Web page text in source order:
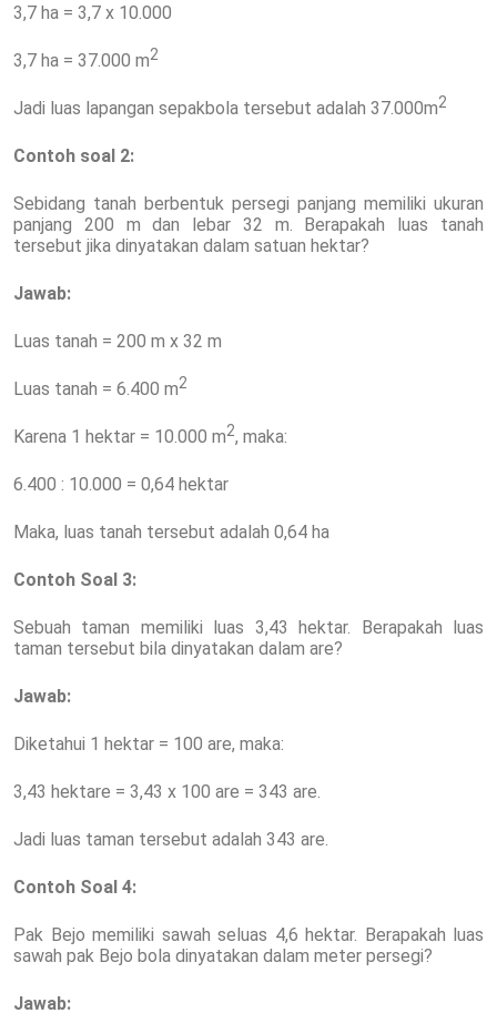
3,7 ha = 3,7 x 10.000
3,7 ha = 37.000 m2
Jadi luas lapangan sepakbola tersebut adalah 37.000m2
Contoh soal 2:
Sebidang tanah berbentuk persegi panjang memiliki ukuran
panjang 200 m dan lebar 32 m. Berapakah luas tanah
tersebut jika dinyatakan dalam satuan hektar?
Jawab:
Luas tanah = 200 m x 32 m
Luas tanah = 6.400 m2
Karena 1 hektar = 10.000 m2, maka:
6.400 : 10.000 = 0,64 hektar
Maka, luas tanah tersebut adalah 0,64 ha
Contoh Soal 3:
Sebuah taman memiliki luas 3,43 hektar. Berapakah luas
taman tersebut bila dinyatakan dalam are?
Jawab:
Diketahui 1 hektar = 100 are, maka:
3,43 hektare = 3,43 x 100 are = 343 are.
Jadi luas taman tersebut adalah 343 are.
Contoh Soal 4:
Pak Bejo memiliki sawah seluas 4,6 hektar. Berapakah luas
sawah pak Bejo bola dinyatakan dalam meter persegi?
Jawab: